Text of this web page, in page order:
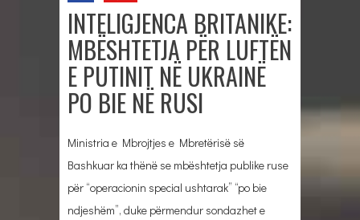
INTELIGJENCA BRITANIKE:
MBËSHTETJA PËR LUFTËN
E PUTINIT NË UKRAINË
PO BIE NË RUSI
Ministria e Mbrojtjes e Mbretërisë së
Bashkuar ka thënë se mbështetja publike ruse
për “operacionin special ushtarak” “po bie
ndjeshëm”, duke përmendur sondazhet e